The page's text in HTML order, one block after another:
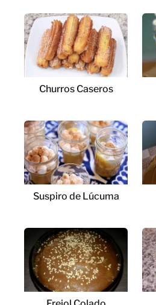
Churros Caseros
Suspiro de Lúcuma